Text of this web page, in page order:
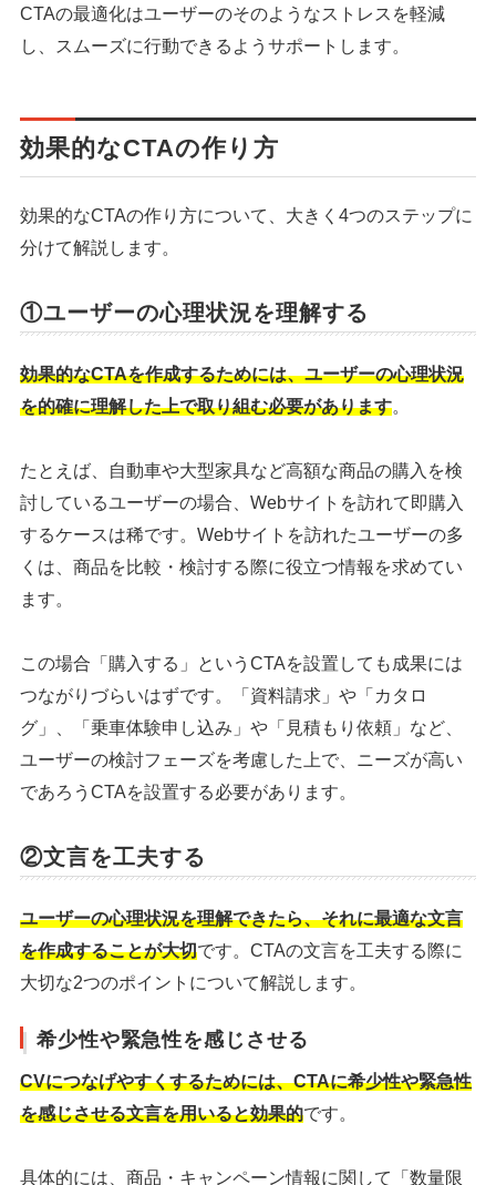
CTAの最適化はユーザーのそのようなストレスを軽減
し、スムーズに行動できるようサポートします。
効果的なCTAの作り方
効果的なCTAの作り方について、大きく4つのステップに
分けて解説します。
①ユーザーの心理状況を理解する
効果的なCTAを作成するためには、ユーザーの心理状況
を的確に理解した上で取り組む必要があります。
たとえば、自動車や大型家具など高額な商品の購入を検
討しているユーザーの場合、Webサイトを訪れて即購入
するケースは稀です。Webサイトを訪れたユーザーの多
くは、商品を比較・検討する際に役立つ情報を求めてい
ます。
この場合「購入する」というCTAを設置しても成果には
つながりづらいはずです。「資料請求」や「カタロ
グ」、「乗車体験申し込み」や「見積もり依頼」など、
ユーザーの検討フェーズを考慮した上で、ニーズが高い
であろうCTAを設置する必要があります。
②文言を工夫する
ユーザーの心理状況を理解できたら、それに最適な文言
を作成することが大切です。CTAの文言を工夫する際に
大切な2つのポイントについて解説します。
希少性や緊急性を感じさせる
CVにつなげやすくするためには、CTAに希少性や緊急性
を感じさせる文言を用いると効果的です。
具体的には、商品・キャンペーン情報に関して「数量限